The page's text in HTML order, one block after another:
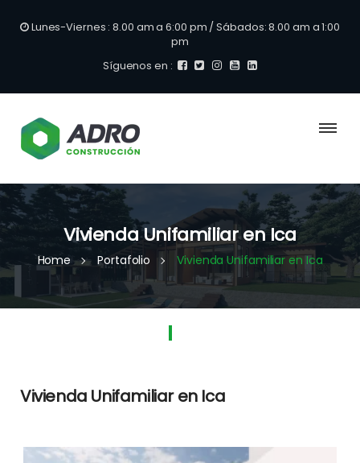
Lunes-Viernes : 8.00 am a 6:00 pm / Sábados: 8.00 am a 1:00
pm
Síguenos en :
Vivienda Unifamiliar en Ica
Home Portafolio Vivienda Unifamiliar en Ica
Vivienda Unifamiliar en Ica